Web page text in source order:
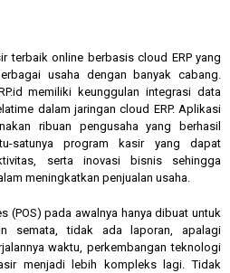
terbaik online berbasis cloud ERP yang
usaha dengan banyak cabang.
memiliki keunggulan integrasi data
dalam jaringan cloud ERP. Aplikasi
ribuan pengusaha yang berhasil
satunya program kasir yang dapat
serta inovasi bisnis sehingga
meningkatkan penjualan usaha.
(POS) pada awalnya hanya dibuat untuk
semata, tidak ada laporan, apalagi
waktu, perkembangan teknologi
menjadi lebih kompleks lagi. Tidak